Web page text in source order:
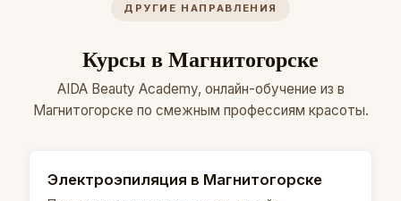
ДРУГИЕ НАПРАВЛЕНИЯ
Курсы в Магнитогорске
AIDA Beauty Academy, онлайн-обучение из в
Магнитогорске по смежным профессиям красоты.
Электроэпиляция в Магнитогорске